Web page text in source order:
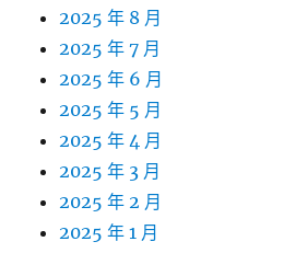
2025 年 8 月
2025 年 7 月
2025 年 6 月
2025 年 5 月
2025 年 4 月
2025 年 3 月
2025 年 2 月
2025 年 1 月